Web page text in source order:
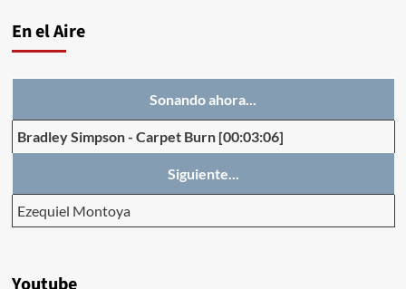
En el Aire
Sonando ahora...
Bradley Simpson- Carpet Burn [00:03:06]
Siguiente...
Ezequiel Montoya